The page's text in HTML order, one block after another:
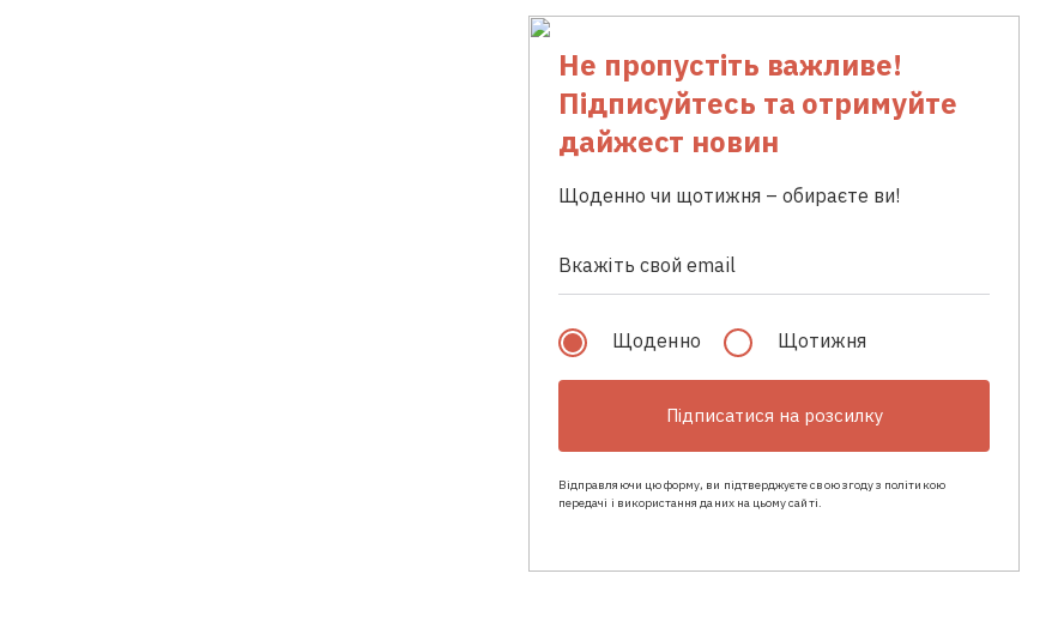
Не пропустіть важливе!
Підписуйтесь та отримуйте
дайжест новин
Щоденно чи щотижня – обираєте ви!
Щоденно Щотижня
Підписатися на розсилку
Відправляючи цю форму, ви підтверджуєте свою згоду з політикою
передачі і використання даних на цьому сайті.